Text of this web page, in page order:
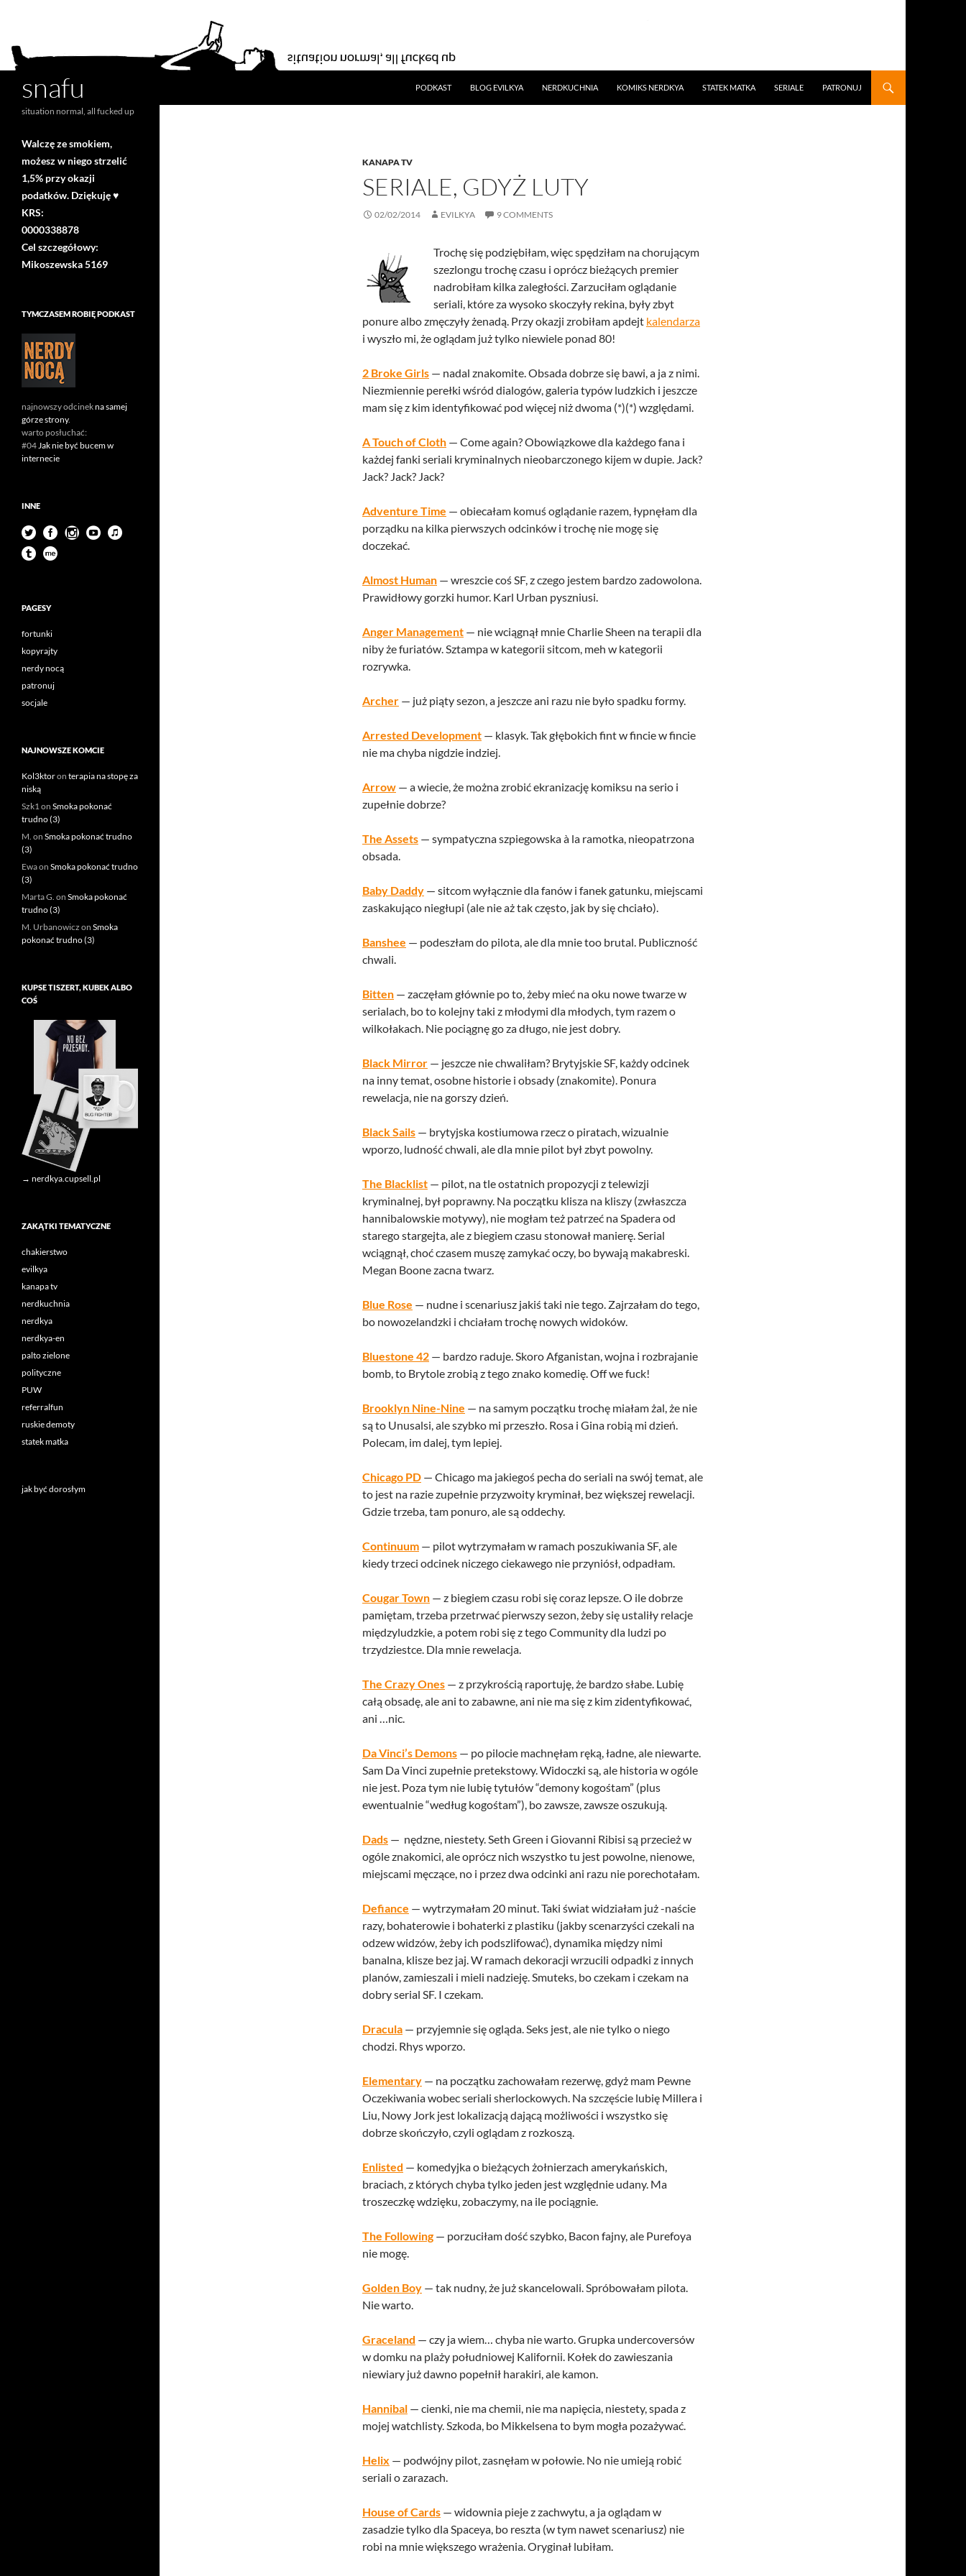
snafu
PODKAST
BLOG EVILKYA NERDKUCHNIA KOMIKS NERDKYA STATEK MATKA SERIALE PATRONUJ
KANAPA TV
SERIALE, GDYŻ LUTY
02/02/2014 EVILKYA 9 COMMENTS
Trochę się podziębiłam, więc spędziłam na chorującym
szezlongu trochę czasu i oprócz bieżących premier
nadrobiłam kilka zaległości. Zarzuciłam oglądanie
seriali, które za wysoko skoczyły rekina, były zbyt
ponure albo zmęczyły żenadą. Przy okazji zrobiłam apdejt kalendarza
i wyszło mi, że oglądam już tylko niewiele ponad 80!
2 Broke Girls — nadal znakomite. Obsada dobrze się bawi, a ja z nimi.
Niezmiennie perełki wśród dialogów, galeria typów ludzkich i jeszcze
mam się z kim identyfikować pod więcej niż dwoma (*)(*) względami.
A Touch of Cloth — Come again? Obowiązkowe dla każdego fana i
każdej fanki seriali kryminalnych nieobarczonego kijem w dupie. Jack?
Jack? Jack? Jack?
Adventure Time — obiecałam komuś oglądanie razem, łypnęłam dla
porządku na kilka pierwszych odcinków i trochę nie mogę się
doczekać.
Almost Human — wreszcie coś SF, z czego jestem bardzo zadowolona.
Prawidłowy gorzki humor. Karl Urban pyszniusi.
Anger Management — nie wciągnął mnie Charlie Sheen na terapii dla
niby że furiatów. Sztampa w kategorii sitcom, meh w kategorii
rozrywka.
Archer — już piąty sezon, a jeszcze ani razu nie było spadku formy.
Arrested Development — klasyk. Tak głębokich fint w fincie w fincie
nie ma chyba nigdzie indziej.
Arrow — a wiecie, że można zrobić ekranizację komiksu na serio i
zupełnie dobrze?
The Assets — sympatyczna szpiegowska à la ramotka, nieopatrzona
obsada.
Baby Daddy — sitcom wyłącznie dla fanów i fanek gatunku, miejscami
zaskakująco niegłupi (ale nie aż tak często, jak by się chciało).
Banshee — podeszłam do pilota, ale dla mnie too brutal. Publiczność
chwali.
Bitten — zaczęłam głównie po to, żeby mieć na oku nowe twarze w
serialach, bo to kolejny taki z młodymi dla młodych, tym razem o
wilkołakach. Nie pociągnę go za długo, nie jest dobry.
Black Mirror — jeszcze nie chwaliłam? Brytyjskie SF, każdy odcinek
na inny temat, osobne historie i obsady (znakomite). Ponura
rewelacja, nie na gorszy dzień.
Black Sails — brytyjska kostiumowa rzecz o piratach, wizualnie
wporzo, ludność chwali, ale dla mnie pilot był zbyt powolny.
The Blacklist — pilot, na tle ostatnich propozycji z telewizji
kryminalnej, był poprawny. Na początku klisza na kliszy (zwłaszcza
hannibalowskie motywy), nie mogłam też patrzeć na Spadera od
starego stargejta, ale z biegiem czasu stonował manierę. Serial
wciągnął, choć czasem muszę zamykać oczy, bo bywają makabreski.
Megan Boone zacna twarz.
Blue Rose — nudne i scenariusz jakiś taki nie tego. Zajrzałam do tego,
bo nowozelandzki i chciałam trochę nowych widoków.
Bluestone 42 — bardzo raduje. Skoro Afganistan, wojna i rozbrajanie
bomb, to Brytole zrobią z tego znako komedię. Off we fuck!
Brooklyn Nine-Nine — na samym początku trochę miałam żal, że nie
są to Unusalsi, ale szybko mi przeszło. Rosa i Gina robią mi dzień.
Polecam, im dalej, tym lepiej.
Chicago PD — Chicago ma jakiegoś pecha do seriali na swój temat, ale
to jest na razie zupełnie przyzwoity kryminał, bez większej rewelacji.
Gdzie trzeba, tam ponuro, ale są oddechy.
Continuum — pilot wytrzymałam w ramach poszukiwania SF, ale
kiedy trzeci odcinek niczego ciekawego nie przyniósł, odpadłam.
Cougar Town — z biegiem czasu robi się coraz lepsze. O ile dobrze
pamiętam, trzeba przetrwać pierwszy sezon, żeby się ustaliły relacje
międzyludzkie, a potem robi się z tego Community dla ludzi po
trzydziestce. Dla mnie rewelacja.
The Crazy Ones — z przykrością raportuję, że bardzo słabe. Lubię
całą obsadę, ale ani to zabawne, ani nie ma się z kim zidentyfikować,
ani …nic.
Da Vinci’s Demons — po pilocie machnęłam ręką, ładne, ale niewarte.
Sam Da Vinci zupełnie pretekstowy. Widoczki są, ale historia w ogóle
nie jest. Poza tym nie lubię tytułów “demony kogośtam” (plus
ewentualnie “według kogośtam”), bo zawsze, zawsze oszukują.
Dads — nędzne, niestety. Seth Green i Giovanni Ribisi są przecież w
ogóle znakomici, ale oprócz nich wszystko tu jest powolne, nienowe,
miejscami męczące, no i przez dwa odcinki ani razu nie porechotałam.
Defiance — wytrzymałam 20 minut. Taki świat widziałam już -naście
razy, bohaterowie i bohaterki z plastiku (jakby scenarzyści czekali na
odzew widzów, żeby ich podszlifować), dynamika między nimi
banalna, klisze bez jaj. W ramach dekoracji wrzucili odpadki z innych
planów, zamieszali i mieli nadzieję. Smuteks, bo czekam i czekam na
dobry serial SF. I czekam.
Dracula — przyjemnie się ogląda. Seks jest, ale nie tylko o niego
chodzi. Rhys wporzo.
Elementary — na początku zachowałam rezerwę, gdyż mam Pewne
Oczekiwania wobec seriali sherlockowych. Na szczęście lubię Millera i
Liu, Nowy Jork jest lokalizacją dającą możliwości i wszystko się
dobrze skończyło, czyli oglądam z rozkoszą.
Enlisted — komedyjka o bieżących żołnierzach amerykańskich,
braciach, z których chyba tylko jeden jest względnie udany. Ma
troszeczkę wdzięku, zobaczymy, na ile pociągnie.
The Following— porzuciłam dość szybko, Bacon fajny, ale Purefoya
nie mogę.
Golden Boy — tak nudny, że już skancelowali. Spróbowałam pilota.
Nie warto.
Graceland — czy ja wiem… chyba nie warto. Grupka undercoversów
w domku na plaży południowej Kalifornii. Kołek do zawieszania
niewiary już dawno popełnił harakiri, ale kamon.
Hannibal — cienki, nie ma chemii, nie ma napięcia, niestety, spada z
mojej watchlisty. Szkoda, bo Mikkelsena to bym mogła pozażywać.
Helix — podwójny pilot, zasnęłam w połowie. No nie umieją robić
seriali o zarazach.
House of Cards — widownia pieje z zachwytu, a ja oglądam w
zasadzie tylko dla Spaceya, bo reszta (w tym nawet scenariusz) nie
robi na mnie większego wrażenia. Oryginał lubiłam.
situation normal, all fucked up
Walczę ze smokiem,
możesz w niego strzelić
1,5% przy okazji
podatków. Dziękuję ♥
KRS:
0000338878
Cel szczegółowy:
Mikoszewska 5169
TYMCZASEM ROBIĘ PODKAST
najnowszy odcinekna samej
górze strony.
warto posłuchać:
#04Jak nie być bucem w
internecie
INNE
PAGESY
fortunki
kopyrajty
nerdy nocą
patronuj
socjale
NAJNOWSZE KOMCIE
Kol3ktoron terapia na stopę za
niską
Szk1on Smoka pokonać
trudno (3)
M. on Smoka pokonać trudno
(3)
Ewaon Smoka pokonać trudno
(3)
Marta G. on Smoka pokonać
trudno (3)
M. Urbanowicz on Smoka
pokonać trudno (3)
KUPSE TISZERT, KUBEK ALBO
COŚ
→ nerdkya.cupsell.pl
ZAKĄTKI TEMATYCZNE
chakierstwo
evilkya
kanapa tv
nerdkuchnia
nerdkya
nerdkya-en
palto zielone
polityczne
PUW
referralfun
ruskie demoty
statek matka
jak być dorosłym